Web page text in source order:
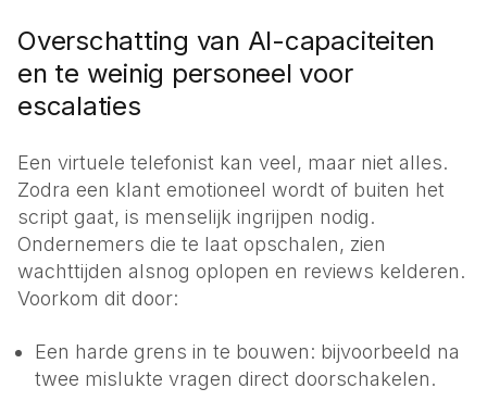
Overschatting van AI-capaciteiten
en te weinig personeel voor
escalaties
Een virtuele telefonist kan veel, maar niet alles.
Zodra een klant emotioneel wordt of buiten het
script gaat, is menselijk ingrijpen nodig.
Ondernemers die te laat opschalen, zien
wachttijden alsnog oplopen en reviews kelderen.
Voorkom dit door:
Een harde grens in te bouwen: bijvoorbeeld na
twee mislukte vragen direct doorschakelen.